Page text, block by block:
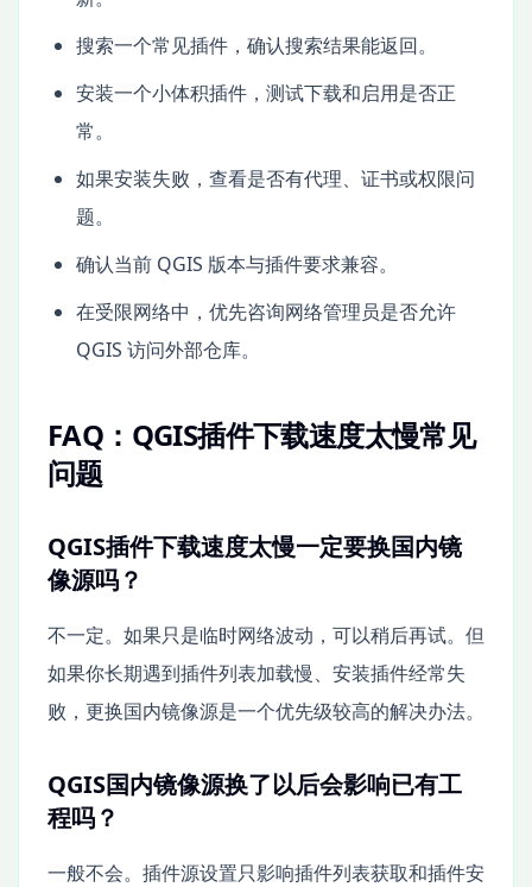
搜索一个常见插件，确认搜索结果能返回。
安装一个小体积插件，测试下载和启用是否正
常。
如果安装失败，查看是否有代理、证书或权限问
题。
确认当前 QGIS 版本与插件要求兼容。
在受限网络中，优先咨询网络管理员是否允许
QGIS 访问外部仓库。
FAQ：QGIS插件下载速度太慢常见
问题
QGIS插件下载速度太慢一定要换国内镜
像源吗？
不一定。如果只是临时网络波动，可以稍后再试。但
如果你长期遇到插件列表加载慢、安装插件经常失
败，更换国内镜像源是一个优先级较高的解决办法。
QGIS国内镜像源换了以后会影响已有工
程吗？
一般不会。插件源设置只影响插件列表获取和插件安